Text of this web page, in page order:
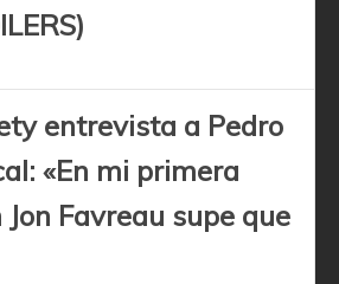
entrevista a Pedro
«En mi primera
Favreau supe que